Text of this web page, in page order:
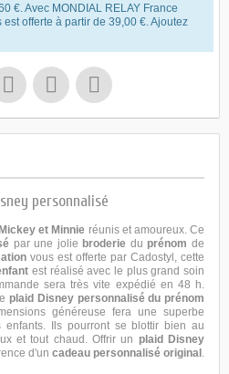
€. Avec MONDIAL RELAY France
offerte à partir de 39,00 €. Ajoutez
personnalisé
et Minnie réunis et amoureux. Ce
par une jolie broderie du prénom de
vous est offerte par Cadostyl , cette
est réalisé avec le plus grand soin
sera très vite expédié en 48 h.
plaid Disney personnalisé du prénom
généreuse fera une superbe
enfants. Ils pourront se blottir bien au
et tout chaud. Offrir un plaid Disney
d'un cadeau personnalisé original